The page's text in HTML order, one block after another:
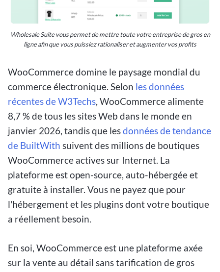
Wholesale Suite vous permet de mettre toute votre entreprise de gros en
ligne afin que vous puissiez rationaliser et augmenter vos profits
WooCommerce domine le paysage mondial du
commerce électronique. Selon les données
récentes de W3Techs, WooCommerce alimente
8,7 % de tous les sites Web dans le monde en
janvier 2026, tandis que lesdonnées de tendance
de BuiltWith suiventdes millions de boutiques
WooCommerce actives sur Internet. La
plateforme est open-source, auto-hébergée et
gratuite à installer. Vous ne payez que pour
l'hébergement et les plugins dont votre boutique
a réellement besoin.
En soi, WooCommerce est une plateforme axée
sur la vente au détail sans tarification de gros